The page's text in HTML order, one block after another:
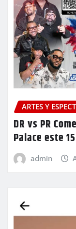
ARTES Y
DR vs PR
Palace este
admin